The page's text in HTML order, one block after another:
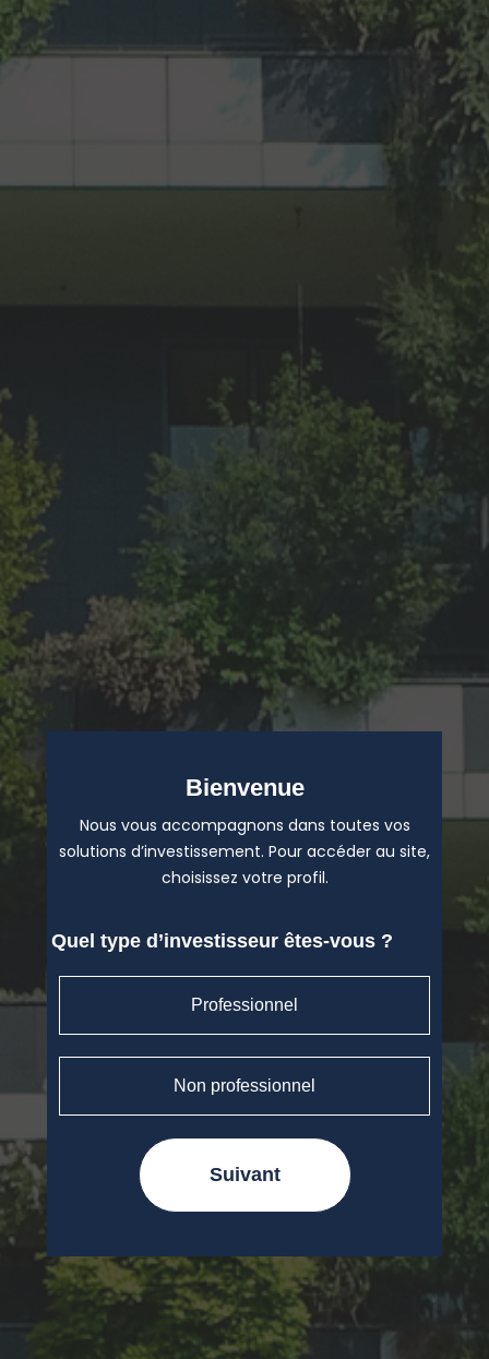
Bienvenue
Nous vous accompagnons dans toutes vos
solutions d’investissement. Pour accéder au site,
choisissez votre profil.
Quel type d’investisseur êtes-vous ?
Professionnel
Non professionnel
Suivant